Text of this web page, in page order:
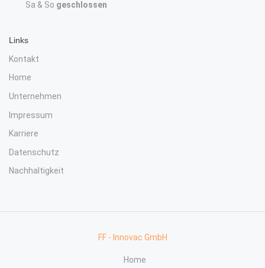
Sa & So geschlossen
Links
Kontakt
Home
Unternehmen
Impressum
Karriere
Datenschutz
Nachhaltigkeit
FF - Innovac GmbH
Home